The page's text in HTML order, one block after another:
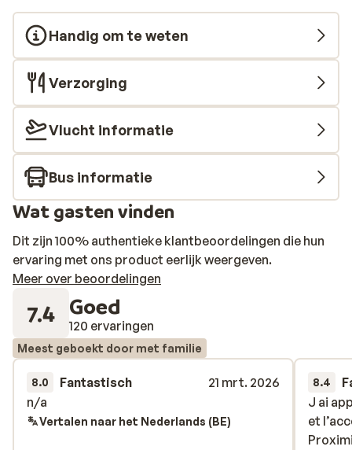
Handig om te weten
Verzorging
Vlucht informatie
Bus informatie
Wat gasten vinden
Dit zijn 100% authentieke klantbeoordelingen die hun
ervaring met ons product eerlijk weergeven.
Meer over beoordelingen
7.4 Goed
120 ervaringen
Meest geboekt door met familie
8.0 Fantastisch
21 mrt. 2026
n/a
n/a
Vertalen naar het Nederlands (BE)
8.4
J ai
et
J ai
et